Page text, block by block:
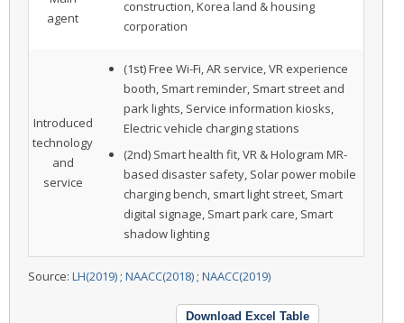
agent
construction, Korea land & housing
corporation
Introduced
technology
and
service
(1st) Free Wi-Fi, AR service, VR experience
booth, Smart reminder, Smart street and
park lights, Service information kiosks,
Electric vehicle charging stations
(2nd) Smart health fit, VR & Hologram MR-
based disaster safety, Solar power mobile
charging bench, smart light street, Smart
digital signage, Smart park care, Smart
shadow lighting
Source: LH(2019) ; NAACC(2018) ; NAACC(2019)
Download Excel Table